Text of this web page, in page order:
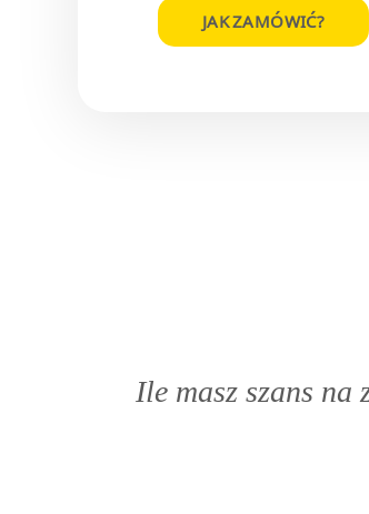
JAK ZAMÓWIĆ?
Ile masz szans